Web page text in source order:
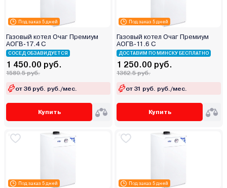
Под заказ 5 дней
Газовый котел Очаг Премиум
АОГВ-17.4 С
СОСЕД ОБЗАВИДУЕТСЯ
1 450.00 руб.
1580.5 руб.
от 36 руб. руб./мес.
Купить
Под заказ 5 дней
Газовый котел Очаг Премиум
АОГВ-11.6 С
ДОСТАВИМ ПО МИНСКУ БЕСПЛАТНО
1 250.00 руб.
1362.5 руб.
от 31 руб. руб./мес.
Купить
Под заказ 5 дней Под заказ 5 дней